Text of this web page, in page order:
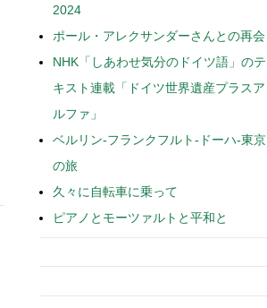
2024
ポール・アレクサンダーさんとの再会
NHK「しあわせ気分のドイツ語」のテ
キスト連載「ドイツ世界遺産プラスア
ルファ」
ベルリン-フランクフルト-ドーハ-東京
の旅
久々に自転車に乗って
ピアノとモーツァルトと平和と